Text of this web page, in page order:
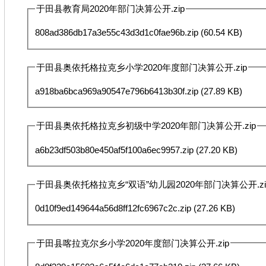
于田县教育局2020年部门决算公开.zip
808ad386db17a3e55c43d3d1c0fae96b.zip (60.54 KB)
于田县奥依托格拉克乡小学2020年度部门决算公开.zip
a918ba6bca969a90547e796b6413b30f.zip (27.89 KB)
于田县奥依托格拉克乡初级中学2020年部门决算公开.zip
a6b23df503b80e450af5f100a6ec9957.zip (27.20 KB)
于田县奥依托格拉克乡“双语”幼儿园2020年部门决算公开
0d10f9ed149644a56d8ff12fc6967c2c.zip (27.26 KB)
于田县喀拉克尔乡小学2020年度部门决算公开.zip